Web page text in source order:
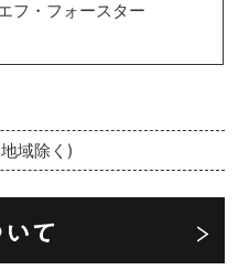
域除く)
・フォースター